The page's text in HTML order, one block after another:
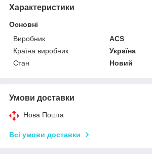
Характеристики
Основні
Виробник
ACS
Країна виробник
Україна
Стан
Новий
Умови доставки
Нова Пошта
Всі умови доставки